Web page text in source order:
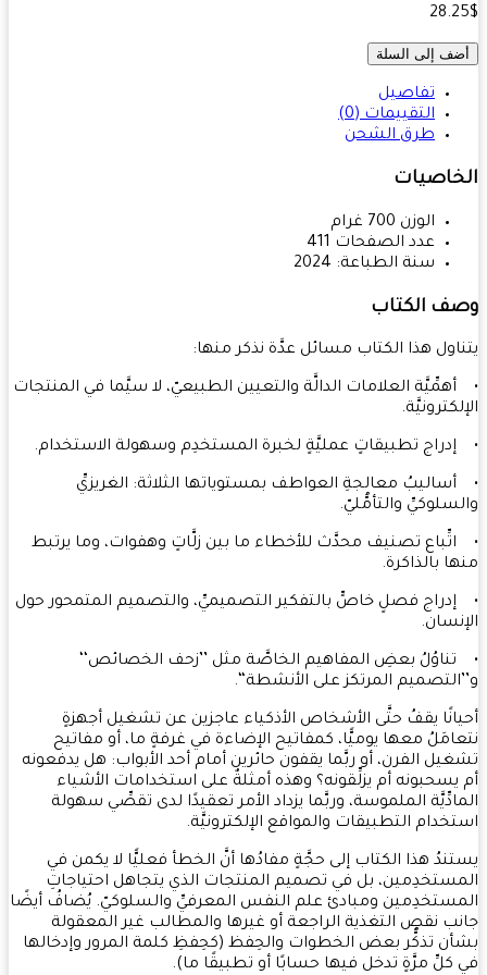
إلى السلة
تفاصيل
التقييمات (0)
طرق الشحن
الوزن 700
غرام
عدد الصفحات 411
سنة الطباعة: 2024
الكتاب
هذا الكتاب مسائل عدَّة نذكر منها:
العلامات الدالَّة والتعيين الطبيعيّ، لا سيَّما في المنتجات
تطبيقاتٍ عمليَّةٍ لخبرة المستخدِم وسهولة الاستخدام.
معالجةِ العواطف بمستوياتها الثلاثة: الغريزيِّ
والتأمُّليّ.
تصنيف محدَّث للأخطاء ما بين زلَّاتٍ وهفوات، وما يرتبط
بالذاكرة.
فصلٍ خاصٍّ بالتفكير التصميميِّ، والتصميم المتمحور حول
بعضِ المفاهيم الخاصَّة مثل ’’زحف الخصائص‘‘
المرتكز على الأنشطة‘‘.
يقفُ حتَّى الأشخاص الأذكياء عاجزين عن تشغيل أجهزةٍ
معها يوميًّا، كمفاتيح الإضاءة في غرفةٍ ما، أو مفاتيح
الفرن، أو ربَّما يقفون حائرين أمام أحد الأبواب: هل يدفعونه
أم يزلِّقونه؟ وهذه أمثلةٌ على استخدامات الأشياء
الملموسة، وربَّما يزداد الأمر تعقيدًا لدى تقصِّي سهولة
التطبيقات والمواقع الإلكترونيَّة.
هذا الكتاب إلى حجَّةٍ مفادُها أنَّ الخطأ فعليًّا لا يكمن في
بل في تصميم المنتجات الذي يتجاهل احتياجاتِ
ومبادئ علم النفس المعرفيِّ والسلوكيّ. يُضافُ أيضًا
نقصِ التغذية الراجعة أو غيرها والمطالب غير المعقولة
تذكُّر بعض الخطوات والحِفظ (كحِفظِ كلمة المرور وإدخالها
كلِّ مرَّةٍ تدخل فيها حسابًا أو تطبيقًا ما).